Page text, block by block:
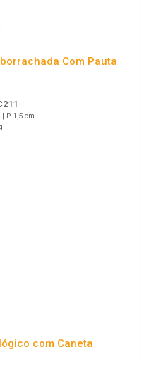
Com Pauta
P 1,5 cm
com Caneta